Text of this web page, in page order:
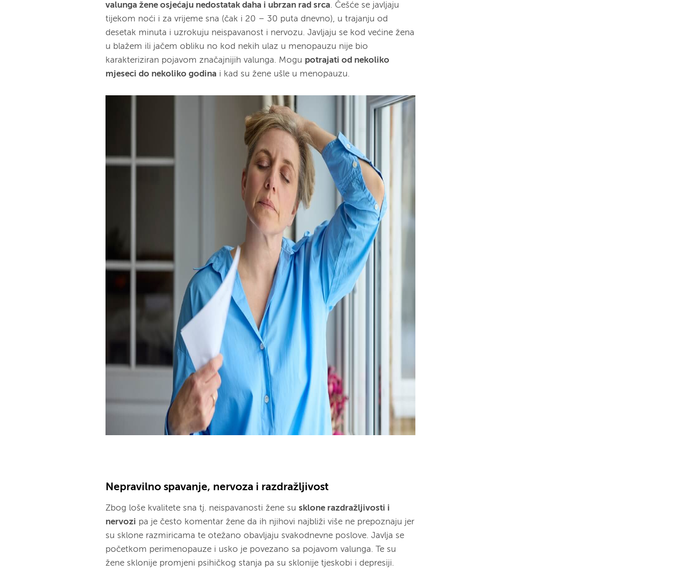
valunga žene osjećaju nedostatak daha i ubrzan rad srca. Češće se javljaju
tijekom noći i za vrijeme sna (čak i 20 – 30 puta dnevno), u trajanju od
desetak minuta i uzrokuju neispavanost i nervozu. Javljaju se kod većine žena
u blažem ili jačem obliku no kod nekih ulaz u menopauzu nije bio
karakteriziran pojavom značajnijih valunga. Mogu potrajati od nekoliko
mjeseci do nekoliko godina i kad su žene ušle u menopauzu.
Nepravilno spavanje, nervoza i razdražljivost
Zbog loše kvalitete sna tj. neispavanosti žene susklone razdražljivosti i
nervozi pa je često komentar žene da ih njihovi najbliži više ne prepoznaju jer
su sklone razmiricama te otežano obavljaju svakodnevne poslove. Javlja se
početkom perimenopauze i usko je povezano sa pojavom valunga. Te su
žene sklonije promjeni psihičkog stanja pa su sklonije tjeskobi i depresiji.